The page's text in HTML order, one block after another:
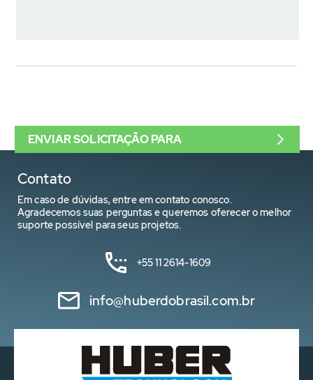
Contato
Em caso de dúvidas, entre em contato conosco.
Agradecemos suas perguntas e queremos oferecer o melhor
suporte possível para seus projetos.
+55 11 2614-1609
info@huberdobrasil.com.br
ENVIAR SOLICITAÇÃO PARA